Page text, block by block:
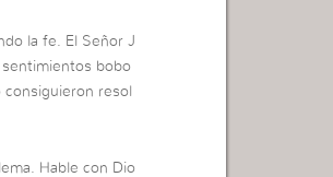
la fe. El Señor J
sentimientos bobo
resol
Hable con Dio